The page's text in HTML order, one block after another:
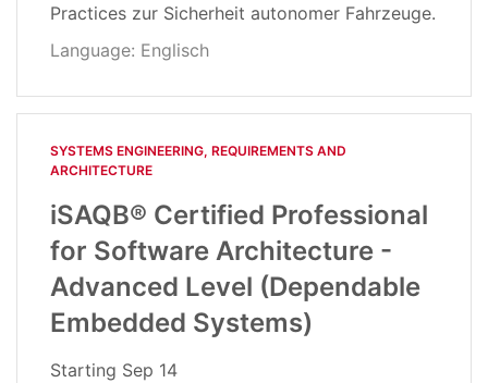
Practices zur Sicherheit autonomer Fahrzeuge.
Language: Englisch
SYSTEMS ENGINEERING, REQUIREMENTS AND
ARCHITECTURE​
iSAQB® Certified Professional
for Software Architecture -
Advanced Level (Dependable
Embedded Systems)
Starting Sep 14